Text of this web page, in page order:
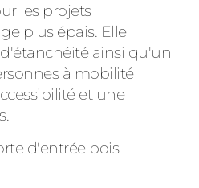
les projets
plus épais. Elle
ainsi qu'un
à mobilité
et une
d'entrée bois